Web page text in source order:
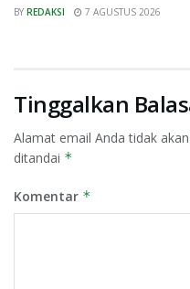
BY REDAKSI 7 AGUSTUS 2026
Tinggalkan
Alamat email Anda tidak
ditandai *
Komentar *